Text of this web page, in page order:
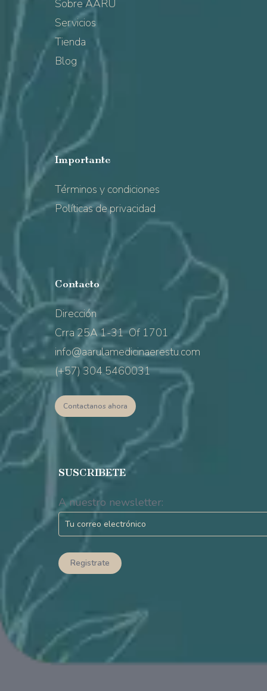
Sobre AARU
Servicios
Tienda
Blog
Importante
Términos y condiciones
Políticas de privacidad
Contacto
Dirección
Crra 25A 1-31 Of 1701
info@aarulamedicinaerestu.com
(+57) 304 5460031
Contactanos ahora
SUSCRIBETE
A nuestro newsletter: